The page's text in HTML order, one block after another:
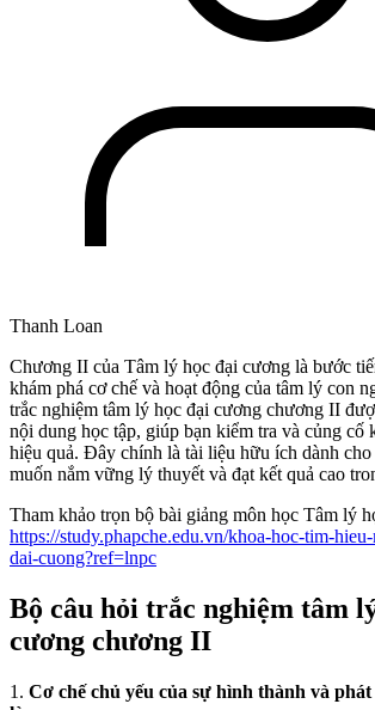
Thanh Loan
Chương II của Tâm lý học đại cương là bước
khám phá cơ chế và hoạt động của tâm lý con
trắc nghiệm tâm lý học đại cương chương II
nội dung học tập, giúp bạn kiểm tra và củng cố
hiệu quả. Đây chính là tài liệu hữu ích dành cho
muốn nắm vững lý thuyết và đạt kết quả cao
Tham khảo trọn bộ bài giảng môn học Tâm lý
https://study.phapche.edu.vn/khoa-hoc-tim-
dai-cuong?ref=lnpc
Bộ câu hỏi trắc nghiệm tâm
cương chương II
1. Cơ chế chủ yếu của sự hình thành và